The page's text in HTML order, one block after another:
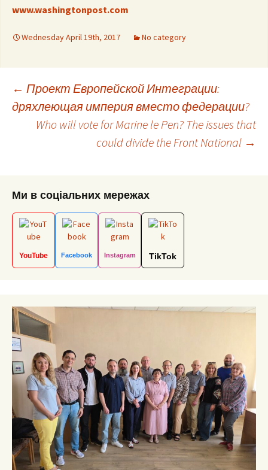
www.washingtonpost.com
Wednesday April 19th, 2017 No category
Post
navigation
← Проект Европейской Интеграции:
дряхлеющая империя вместо федерации?
Who will vote for Marine le Pen? The issues that
could divide the Front National →
Ми в соціальних мережах
YouTube Facebook Instagram TikTok